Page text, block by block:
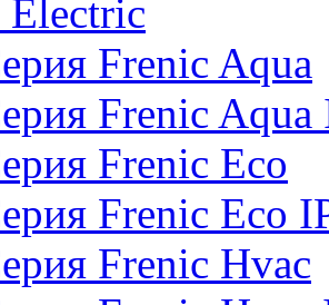
Frenic Aqua
Frenic Aqua
Frenic Eco
Frenic Eco
Frenic Hvac